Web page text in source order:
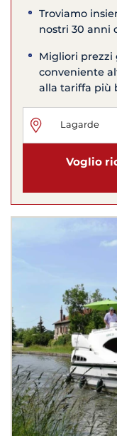
Troviamo
nostri 30 anni
Migliori prezzi
conveniente
alla tariffa più
Voglio